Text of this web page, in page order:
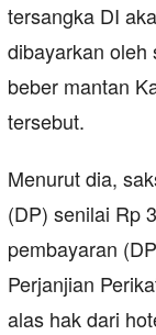
tersangka DI
dibayarkan oleh
beber mantan
tersebut.
Menurut dia,
(DP) senilai Rp
pembayaran
Perjanjian
alas hak dari